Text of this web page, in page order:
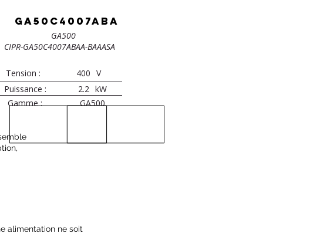
GA50C4007ABA
GA500
CIPR-GA50C4007ABAA-BAAASA
Tension :
Puissance :
Gamme :
400 V
2.2
GA500
kW
alimentation ne soit